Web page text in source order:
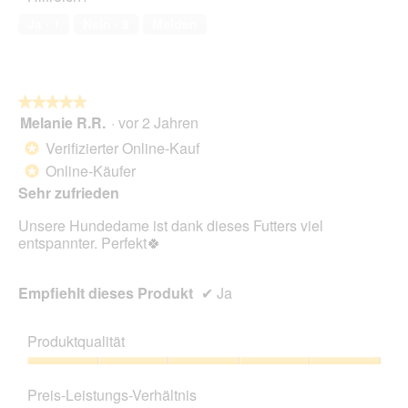
★★★★★
★★★★★
5
Sternen.
Melanie R.R. · vor 2 Jahren
* Verifizierter Online-Kauf
* Online-Käufer
Sehr zufrieden
Unsere Hundedame ist dank dieses Futters viel
entspannter. Perfekt🍀
Empfiehlt dieses Produkt ✔ Ja
Produktqualität
5
Preis-Leistungs-Verhältnis